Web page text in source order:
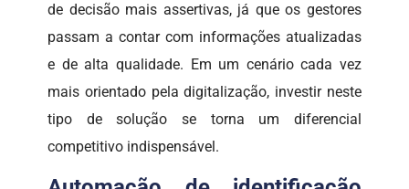
de decisão mais assertivas, já que os gestores
passam a contar com informações atualizadas
e de alta qualidade. Em um cenário cada vez
mais orientado pela digitalização, investir neste
tipo de solução se torna um diferencial
competitivo indispensável.